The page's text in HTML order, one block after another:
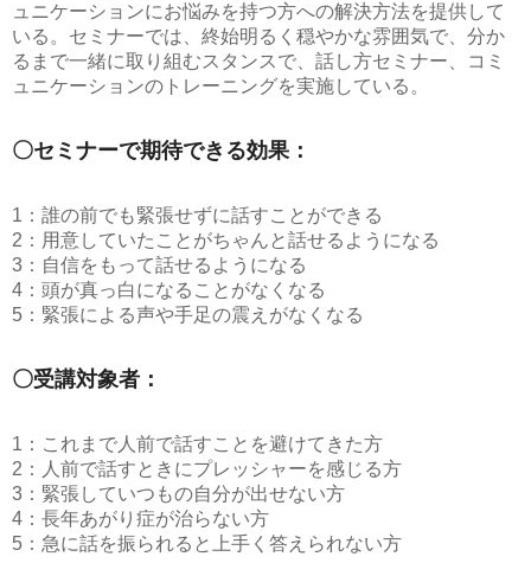
ュニケーションにお悩みを持つ方への解決方法を提供して
いる。セミナーでは、終始明るく穏やかな雰囲気で、分か
るまで一緒に取り組むスタンスで、話し方セミナー、コミ
ュニケーションのトレーニングを実施している。
〇セミナーで期待できる効果：
1：誰の前でも緊張せずに話すことができる
2：用意していたことがちゃんと話せるようになる
3：自信をもって話せるようになる
4：頭が真っ白になることがなくなる
5：緊張による声や手足の震えがなくなる
〇受講対象者：
1：これまで人前で話すことを避けてきた方
2：人前で話すときにプレッシャーを感じる方
3：緊張していつもの自分が出せない方
4：長年あがり症が治らない方
5：急に話を振られると上手く答えられない方